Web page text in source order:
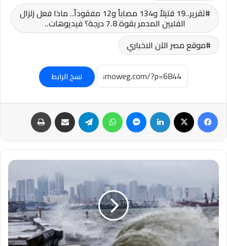
تقرير..19 قتيلاً و134 مصاباً و12 مفقوداً.. ماذا فعل زلزال
الفلبين المدمر بقوة 7.8 درجة؟ فيديوهات..
موقع مصر الآن الاخباري
نسخ الرابط
فيسبوك لينكدإن ماسنجر واتساب تيلقرام مشاركة عبر البريد
#الفلبين..
#تسونامي
تصل
إلى
بعض
السواحل
بعد